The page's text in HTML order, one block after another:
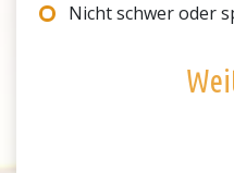
Nicht schwer oder